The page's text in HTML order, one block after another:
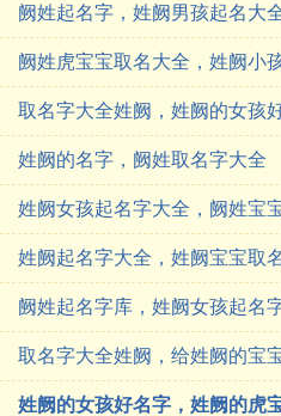
阙姓起名字，姓阙男孩起名大
阙姓虎宝宝取名大全，姓阙小
取名字大全姓阙，姓阙的女孩
姓阙的名字，阙姓取名字大全
姓阙女孩起名字大全，阙姓宝
姓阙起名字大全，姓阙宝宝取
阙姓起名字库，姓阙女孩起名
取名字大全姓阙，给姓阙的宝
姓阙的女孩好名字，姓阙的虎